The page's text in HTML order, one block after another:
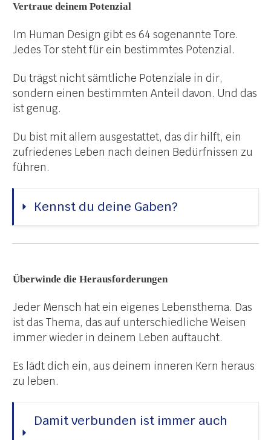
Vertraue deinem Potenzial
Im Human Design gibt es 64 sogenannte Tore.
Jedes Tor steht für ein bestimmtes Potenzial.
Du trägst nicht sämtliche Potenziale in dir,
sondern einen bestimmten Anteil davon. Und das
ist genug.
Du bist mit allem ausgestattet, das dir hilft, ein
zufriedenes Leben nach deinen Bedürfnissen zu
führen.
Kennst du deine Gaben?
Überwinde die Herausforderungen
Jeder Mensch hat ein eigenes Lebensthema. Das
ist das Thema, das auf unterschiedliche Weisen
immer wieder in deinem Leben auftaucht.
Es lädt dich ein, aus deinem inneren Kern heraus
zu leben.
Damit verbunden ist immer auch